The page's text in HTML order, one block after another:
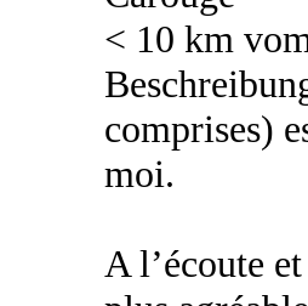
< 10 km
comprises)
moi.
A l’écoute